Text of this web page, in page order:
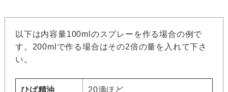
以下は内容量100mlのスプレーを作る場合の例で
す。200mlで作る場合はその2倍の量を入れて下さ
い。
ひば精油 20滴ほど